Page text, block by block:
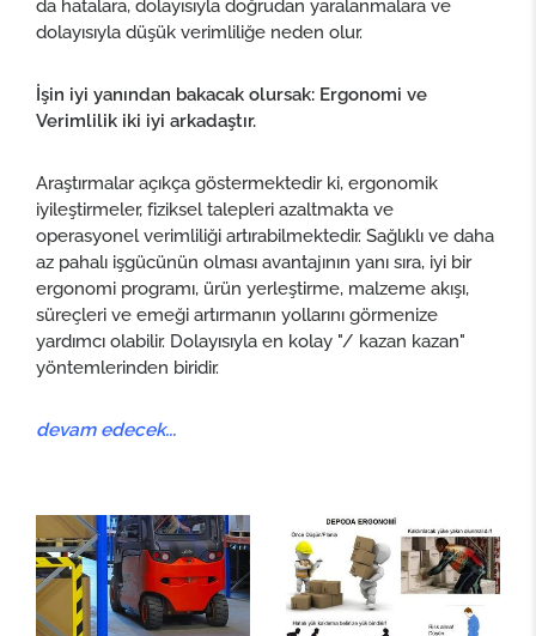
da hatalara, dolayısıyla doğrudan yaralanmalara ve
dolayısıyla düşük verimliliğe neden olur.
İşin iyi yanından bakacak olursak: Ergonomi ve
Verimlilik iki iyi arkadaştır.
Araştırmalar açıkça göstermektedir ki, ergonomik
iyileştirmeler, fiziksel talepleri azaltmakta ve
operasyonel verimliliği artırabilmektedir. Sağlıklı ve daha
az pahalı işgücünün olması avantajının yanı sıra, iyi bir
ergonomi programı, ürün yerleştirme, malzeme akışı,
süreçleri ve emeği artırmanın yollarını görmenize
yardımcı olabilir. Dolayısıyla en kolay "/ kazan kazan"
yöntemlerinden biridir.
devam edecek...